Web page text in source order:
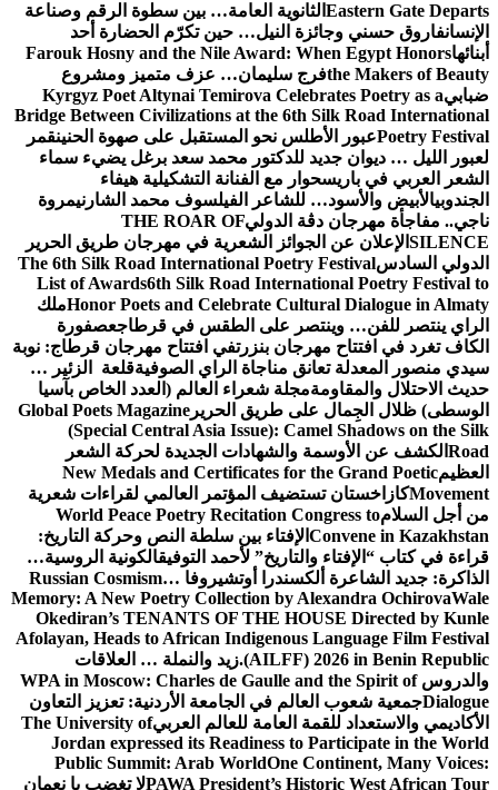
Eastern Gate Departs الثانوية العامة… بين سطوة الرقم وصناعة
الإنسانفاروق حسني وجائزة النيل… حين تكرّم الحضارة أحد
أبنائهاFarouk Hosny and the Nile Award: When Egypt Honors
the Makers of Beautyفرج سليمان… عزف متميز ومشروع
ضبابيKyrgyz Poet Altynai Temirova Celebrates Poetry as a
Bridge Between Civilizations at the 6th Silk Road International
Poetry Festivalعبور الأطلس نحو المستقبل على صهوة الحنينقمر
لعبور الليل … ديوان جديد للدكتور محمد سعد برغل يضيء سماء
الشعر العربي في باريسحوار مع الفنانة التشكيلية هيفاء
الجندوبيالأبيض والأسود… للشاعر الفيلسوف محمد الشارنيمروة
ناجي.. مفاجأة مهرجان دڨة الدوليTHE ROAR OF
SILENCE الإعلان عن الجوائز الشعرية في مهرجان طريق الحرير
الدولي السادسThe 6th Silk Road International Poetry Festival
List of Awards6th Silk Road International Poetry Festival to
Honor Poets and Celebrate Cultural Dialogue in Almatyملك
الراي ينتصر للفن… وينتصر على الطقس في قرطاجعصفورة
الكاف تغرد في افتتاح مهرجان بنزرتفي افتتاح مهرجان قرطاج: نوبة
سيدي منصور المعدلة تعانق مناجاة الراي الصوفيةقلعة الزئير …
حديث الاحتلال والمقاومةمجلة شعراء العالم (العدد الخاص بآسيا
الوسطى) ظلال الجِمال على طريق الحرير Global Poets Magazine
(Special Central Asia Issue): Camel Shadows on the Silk
Road الكشف عن الأوسمة والشهادات الجديدة لحركة الشعر
العظيمNew Medals and Certificates for the Grand Poetic
Movementكازاخستان تستضيف المؤتمر العالمي لقراءات شعرية
من أجل السلامWorld Peace Poetry Recitation Congress to
Convene in Kazakhstan الإفتاء بين سلطة النص وحركة التاريخ:
قراءة في كتاب “الإفتاء والتاريخ” لأحمد التوفيقالكونية الروسية…
الذاكرة: جديد الشاعرة ألكسندرا أوتشيروفا Russian Cosmism…
Memory: A New Poetry Collection by Alexandra OchirovaWale
Okediran’s TENANTS OF THE HOUSE Directed by Kunle
Afolayan, Heads to African Indigenous Language Film Festival
(AILFF) 2026 in Benin Republic. زيد والنملة … العلاقات
والدروسWPA in Moscow: Charles de Gaulle and the Spirit of
Dialogueجمعية شعوب العالم في الجامعة الأردنية: تعزيز التعاون
الأكاديمي والاستعداد للقمة العامة للعالم العربيThe University of
Jordan expressed its Readiness to Participate in the World
Public Summit: Arab WorldOne Continent, Many Voices:
PAWA President’s Historic West African Tourلا تغضب يا نعمان